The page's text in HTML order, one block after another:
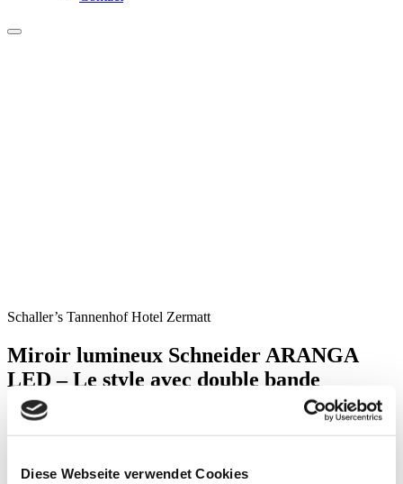
Diese Webseite verwendet Cookies
Schaller’s Tannenhof Hotel Zermatt
Miroir lumineux Schneider ARANGA
LED – Le style avec double bande
lumineuse